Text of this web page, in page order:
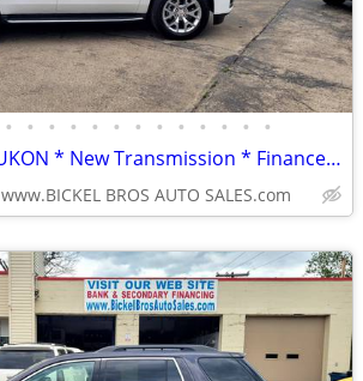
• • • • • • • • • • • • •
💥💥 2016 GMC YUKON * New Transmission * Finance * Warranty * Trade *
www.BICKEL BROS AUTO SALES.com